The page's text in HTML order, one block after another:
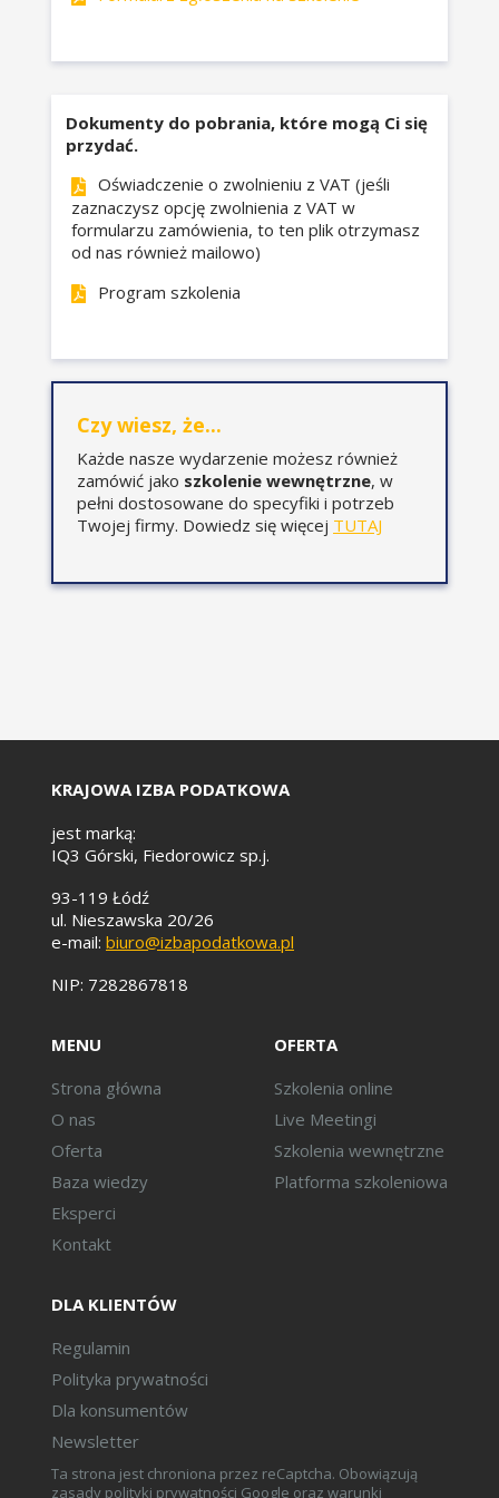
podstawowa metoda
Amortyzacja degresywna
jedna z metod amortyzacji
podatkowej.
Amortyzacja przyspieszona
dla małych podatników oraz
rozpoczynających
Amortyzacja przyspieszona
nabytych fabrycznie nowych
Amortyzacja w jednostkach
sektora finansów
publicznych.
Amortyzacja firmowych
samochodów osobowych
Struktura symboli KŚT.
Kotły i maszyny
aparaty.
Środki transportu.
Narzędzia, przyrządy,
ruchomości i
wyposażenie.
Dokumenty do pobrania, które mogą Ci się
przydać.
Oświadczenie o zwolnieniu z VAT (jeśli
zaznaczysz opcję zwolnienia z VAT w
formularzu zamówienia, to ten plik otrzymasz
od nas również mailowo)
Program szkolenia
Czy wiesz, że...
Każde nasze wydarzenie możesz również
zamówić jako szkolenie wewnętrzne, w
pełni dostosowane do specyfiki i potrzeb
Twojej firmy. Dowiedz się więcej TUTAJ
KRAJOWA IZBA PODATKOWA
jest marką:
IQ3 Górski, Fiedorowicz sp.j.
93-119 Łódź
ul. Nieszawska 20/26
e-mail: biuro@izbapodatkowa.pl
NIP: 7282867818
MENU
Strona główna
O nas
Oferta
Baza wiedzy
Eksperci
Kontakt
OFERTA
Szkolenia online
Live Meetingi
Szkolenia wewnętrzne
Platforma szkoleniowa
DLA KLIENTÓW
Regulamin
Polityka prywatności
Dla konsumentów
Newsletter
Ta strona jest chroniona przez reCaptcha. Obowiązują
zasady polityki prywatności Google oraz warunki